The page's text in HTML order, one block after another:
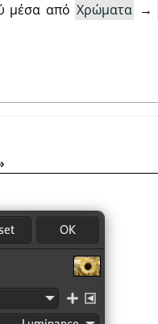
μέσα από Χρώματα →